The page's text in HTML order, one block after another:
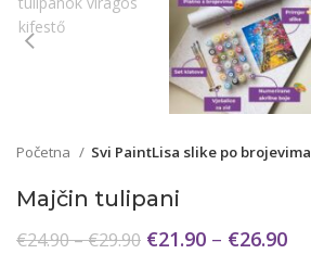
Početna Svi PaintLisa slike po brojevima
Majčin tulipani
€24.90–€29.90 €21.90 – €26.90